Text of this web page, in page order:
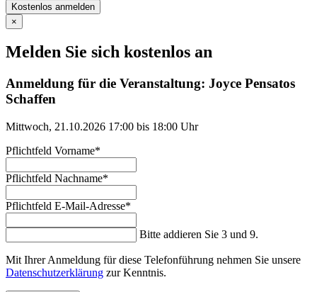
Kostenlos anmelden
×
Melden Sie sich kostenlos an
Anmeldung für die Veranstaltung: Joyce Pensatos
Schaffen
Mittwoch, 21.10.2026 17:00 bis 18:00 Uhr
Pflichtfeld Vorname*
Pflichtfeld Nachname*
Pflichtfeld E-Mail-Adresse*
Bitte addieren Sie 3 und 9.
Mit Ihrer Anmeldung für diese Telefonführung nehmen Sie unsere
Datenschutzerklärung zur Kenntnis.